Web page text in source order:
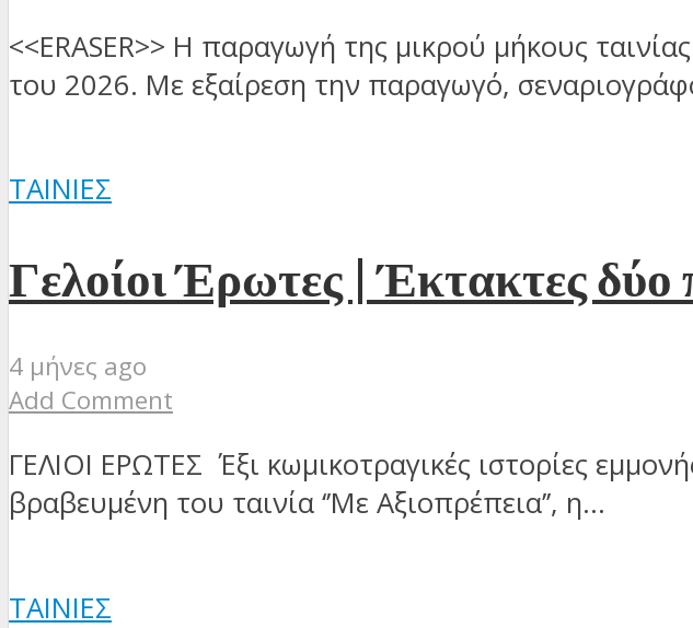
<<ERASER>> Η παραγωγή της μικρού μήκους
του 2026. Με εξαίρεση την παραγωγό,
ΤΑΙΝΊΕΣ
Γελοίοι Έρωτες | Έκτακτες δύο
4 μήνες ago
Add Comment
ΓΕΛΙΟΙ ΕΡΩΤΕΣ Έξι κωμικοτραγικές ιστορίες
βραβευμένη του ταινία ‘’Με Αξιοπρέπεια’’, η...
ΤΑΙΝΊΕΣ